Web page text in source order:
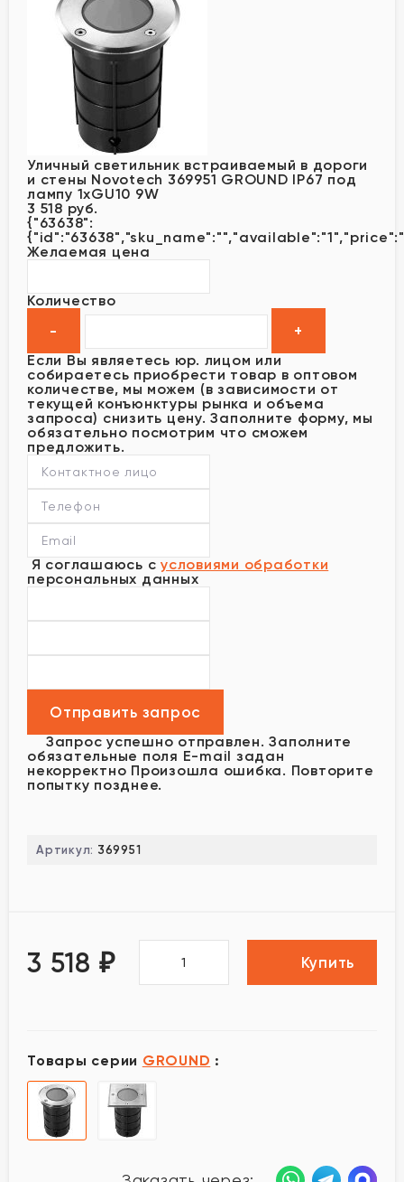
Уличный светильник встраиваемый в дороги
и стены Novotech 369951 GROUND IP67 под
лампу 1xGU10 9W
3 518 руб.
{"63638":
Желаемая цена
Количество
Если Вы являетесь юр. лицом или
собираетесь приобрести товар в оптовом
количестве, мы можем (в зависимости от
текущей конъюнктуры рынка и объема
запроса) снизить цену. Заполните форму, мы
обязательно посмотрим что сможем
предложить.
Я соглашаюсь с условиями обработки
персональных данных
Запрос успешно отправлен. Заполните
обязательные поля E-mail задан
некорректно Произошла ошибка. Повторите
попытку позднее.
Артикул: 369951
3 518 ₽ Купить
Товары серии GROUND :